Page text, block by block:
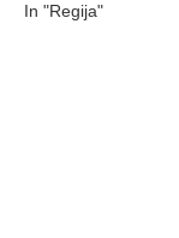
In "Regija"